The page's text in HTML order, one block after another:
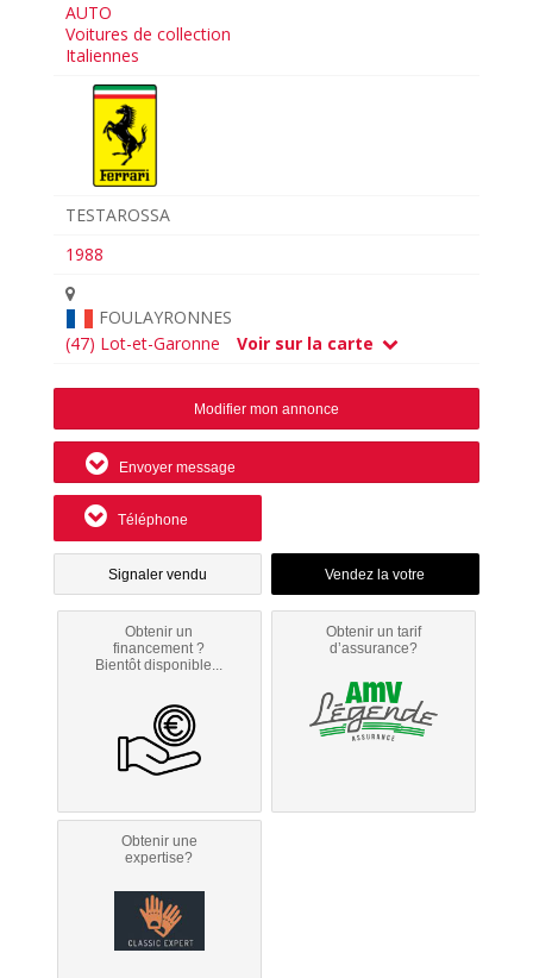
AUTO
Voitures de collection
Italiennes
TESTAROSSA
1988
FOULAYRONNES
(47) Lot-et-Garonne
Voir sur la carte
Modifier mon annonce
Envoyer message
Téléphone
Signaler vendu
Obtenir un
financement ?
Bientôt disponible...
Obtenir un tarif
d’assurance?
Obtenir une
expertise?